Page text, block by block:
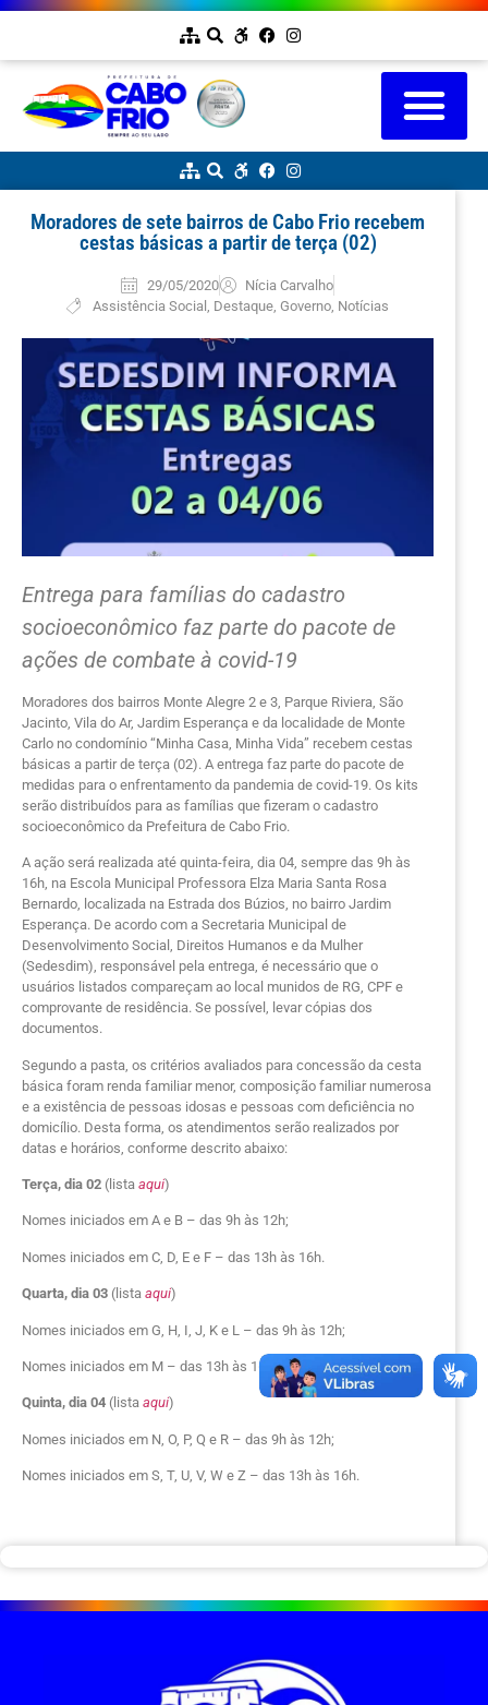
Moradores de sete bairros de Cabo Frio recebem
cestas básicas a partir de terça (02)
29/05/2020
Nícia Carvalho
Assistência Social Destaque, Governo, Notícias
Entrega para famílias do cadastro
socioeconômico faz parte do pacote de
ações de combate à covid-19
Moradores dos bairros Monte Alegre 2 e 3, Parque Riviera, São
Jacinto, Vila do Ar, Jardim Esperança e da localidade de Monte
Carlo no condomínio “Minha Casa, Minha Vida” recebem cestas
básicas a partir de terça (02). A entrega faz parte do pacote de
medidas para o enfrentamento da pandemia de covid-19. Os kits
serão distribuídos para as famílias que fizeram o cadastro
socioeconômico da Prefeitura de Cabo Frio.
A ação será realizada até quinta-feira, dia 04, sempre das 9h às
16h, na Escola Municipal Professora Elza Maria Santa Rosa
Bernardo, localizada na Estrada dos Búzios, no bairro Jardim
Esperança. De acordo com a Secretaria Municipal de
Desenvolvimento Social, Direitos Humanos e da Mulher
(Sedesdim), responsável pela entrega, é necessário que o
usuários listados compareçam ao local munidos de RG, CPF e
comprovante de residência. Se possível, levar cópias dos
documentos.
Segundo a pasta, os critérios avaliados para concessão da cesta
básica foram renda familiar menor, composição familiar numerosa
e a existência de pessoas idosas e pessoas com deficiência no
domicílio. Desta forma, os atendimentos serão realizados por
datas e horários, conforme descrito abaixo:
Terça, dia 02 (lista aqui)
Nomes iniciados em A e B – das 9h às 12h;
Nomes iniciados em C, D, E e F – das 13h às 16h.
Quarta, dia 03 (lista aqui)
Nomes iniciados em G, H, I, J, K e L – das 9h às 12h;
Nomes iniciados em M – das 13h às 16h.
Quinta, dia 04 (lista aqui)
Nomes iniciados em N, O, P, Q e R – das 9h às 12h;
Nomes iniciados em S, T, U, V, W e Z – das 13h às 16h.